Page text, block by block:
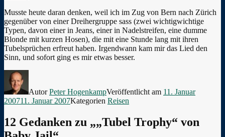
Musste heute daran denken, weil ich im Zug von Bern nach Zürich
gegenüber von einer Dreihergruppe sass (zwei wichtigwichtige
Typen, davon einer in Jeans, einer in Nadelstreifen, eine dumme
Blonde mit kurzen Hosen), die mit eine Stunde lang mit ihren
Tubelsprüchen erfreut haben. Irgendwann kam mir das Lied den
Sinn, und sofort ging es mir etwas besser.
AutorPeter HogenkampVeröffentlicht am 11. Januar
200711. Januar 2007Kategorien Reisen
12 Gedanken zu „„Tubel Trophy“ von